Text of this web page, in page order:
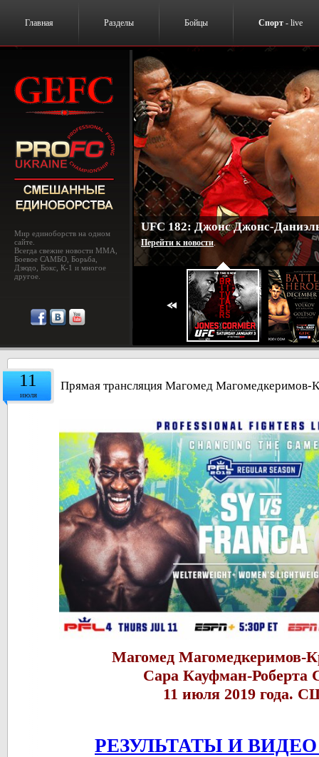
Главная Разделы Бойцы Спорт - live
Мир единоборств на одном
сайте.
Всегда свежие новости MMA,
Боевое САМБО, Борьба,
Дзюдо, Бокс, К-1 и многое
другое.
UFC 182: Джонс Джонс-
Перейти к новости.
11
июля
Прямая трансляция Магомед
Магомед Магомедкеримов-
Сара Кауфман-Роберта
11 июля 2019 года.
РЕЗУЛЬТАТЫ И